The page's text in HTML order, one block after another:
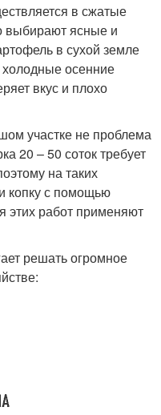
в сжатые
выбирают ясные и
в сухой земле
осенние
вкус и плохо
участке не проблема
20 – 50 соток требует
на таких
копку с помощью
работ применяют
решать огромное